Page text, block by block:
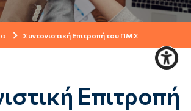
Συντονιστική Επιτροπή του ΠΜΣ
Επιτροπή